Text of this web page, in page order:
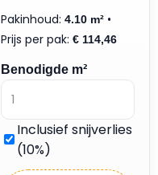
Pakinhoud: 4.10 m² •
Prijs per pak: € 114,46
Benodigde m²
Inclusief snijverlies
(10%)